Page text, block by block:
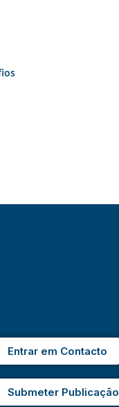
Entrar em Contacto
Submeter Publicação